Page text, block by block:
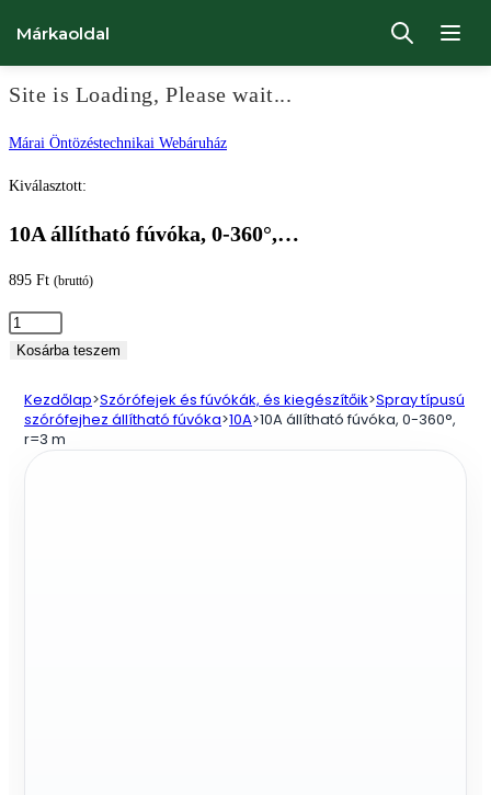
Site is Loading, Please wait...
Ugrás
Márai Öntözéstechnikai Webáruház
Márkaoldal
Kiválasztott:
10A állítható fúvóka, 0-360°,…
895 Ft (bruttó)
10A
állítható
360°,
Kosárba teszem
Kezdőlap>Szórófejek és fúvókák, és kiegészítőik>Spray típusú
szórófejhez állítható fúvóka>10A>10A állítható fúvóka, 0-360°,
r=3 m